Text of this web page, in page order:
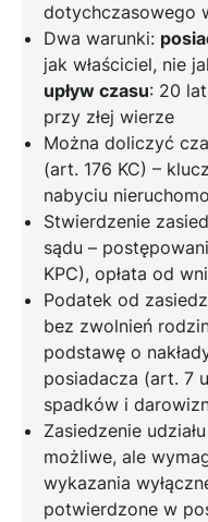
dotychczasowego
Dwa warunki:
jak właściciel, nie
upływ czasu: 20
przy złej wierze
Można doliczyć
(art. 176 KC) –
nabyciu
Stwierdzenie
sądu –
KPC), opłata od
Podatek od
bez zwolnień
podstawę o
posiadacza (art. 7
spadków i
Zasiedzenie
możliwe, ale
wykazania
potwierdzone w